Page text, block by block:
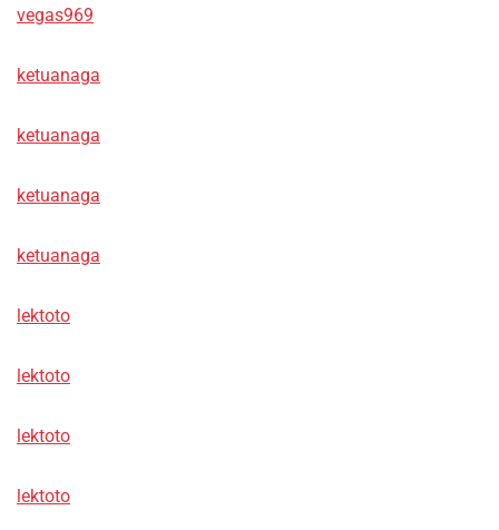
vegas969
ketuanaga
ketuanaga
ketuanaga
ketuanaga
lektoto
lektoto
lektoto
lektoto